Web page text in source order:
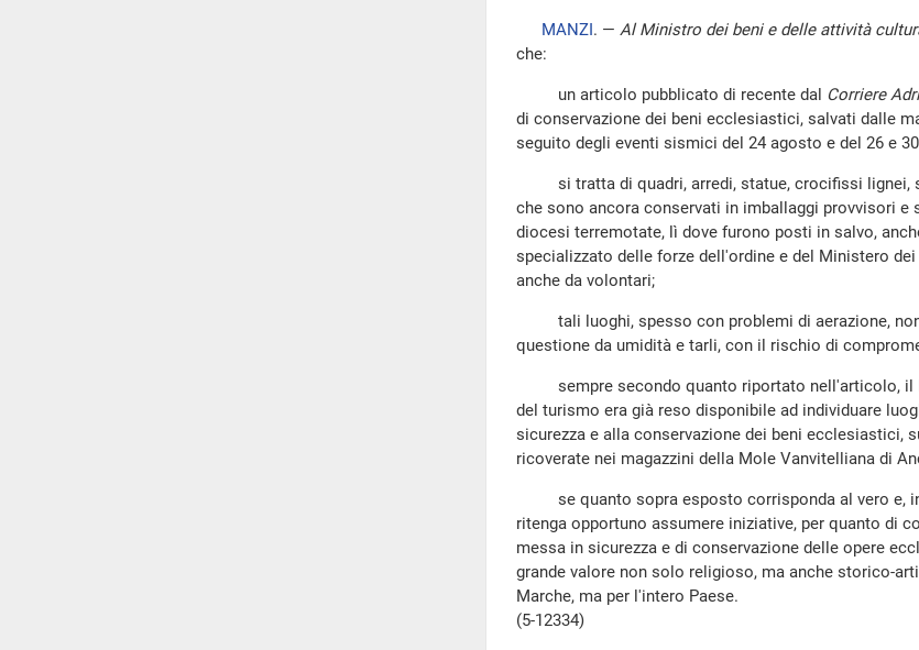
MANZI. — Al Ministro dei beni e delle attività
che:
un articolo pubblicato di recente dal Corriere
di conservazione dei beni ecclesiastici, salvati dalle
seguito degli eventi sismici del 24 agosto e del 26 e
si tratta di quadri, arredi, statue, crocifissi lignei,
che sono ancora conservati in imballaggi provvisori e
diocesi terremotate, lì dove furono posti in salvo,
specializzato delle forze dell'ordine e del Ministero
anche da volontari;
tali luoghi, spesso con problemi di aerazione,
questione da umidità e tarli, con il rischio di
sempre secondo quanto riportato nell'articolo, il
del turismo era già reso disponibile ad individuare
sicurezza e alla conservazione dei beni ecclesiastici,
ricoverate nei magazzini della Mole Vanvitelliana di
se quanto sopra esposto corrisponda al vero e,
ritenga opportuno assumere iniziative, per quanto di
messa in sicurezza e di conservazione delle opere
grande valore non solo religioso, ma anche storico-
Marche, ma per l'intero Paese.
(5-12334)